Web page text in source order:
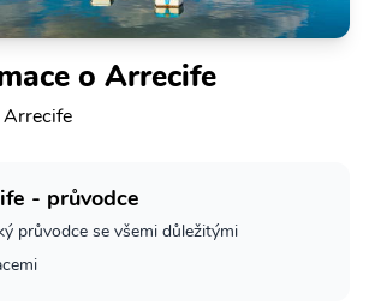
o Arrecife
- průvodce
průvodce se všemi důležitými